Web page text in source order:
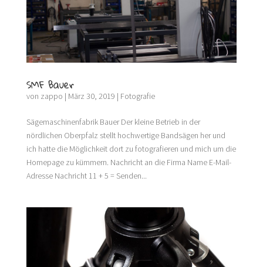
SMF Bauer
von zappo | März 30, 2019 | Fotografie
Sägemaschinenfabrik Bauer Der kleine Betrieb in der
nördlichen Oberpfalz stellt hochwertige Bandsägen her und
ich hatte die Möglichkeit dort zu fotografieren und mich um die
Homepage zu kümmern. Nachricht an die Firma Name E-Mail-
Adresse Nachricht 11 + 5 = Senden...